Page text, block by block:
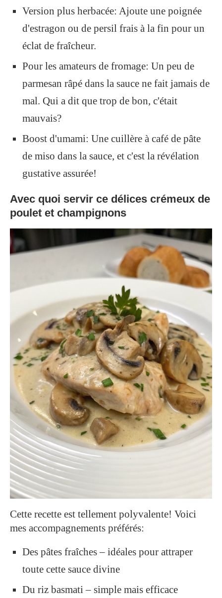
Version plus herbacée: Ajoute une poignée
d'estragon ou de persil frais à la fin pour un
éclat de fraîcheur.
Pour les amateurs de fromage: Un peu de
parmesan râpé dans la sauce ne fait jamais de
mal. Qui a dit que trop de bon, c'était
mauvais?
Boost d'umami: Une cuillère à café de pâte
de miso dans la sauce, et c'est la révélation
gustative assurée!
Avec quoi servir ce délices crémeux de
poulet et champignons
Cette recette est tellement polyvalente! Voici
mes accompagnements préférés:
Des pâtes fraîches – idéales pour attraper
toute cette sauce divine
Du riz basmati – simple mais efficace